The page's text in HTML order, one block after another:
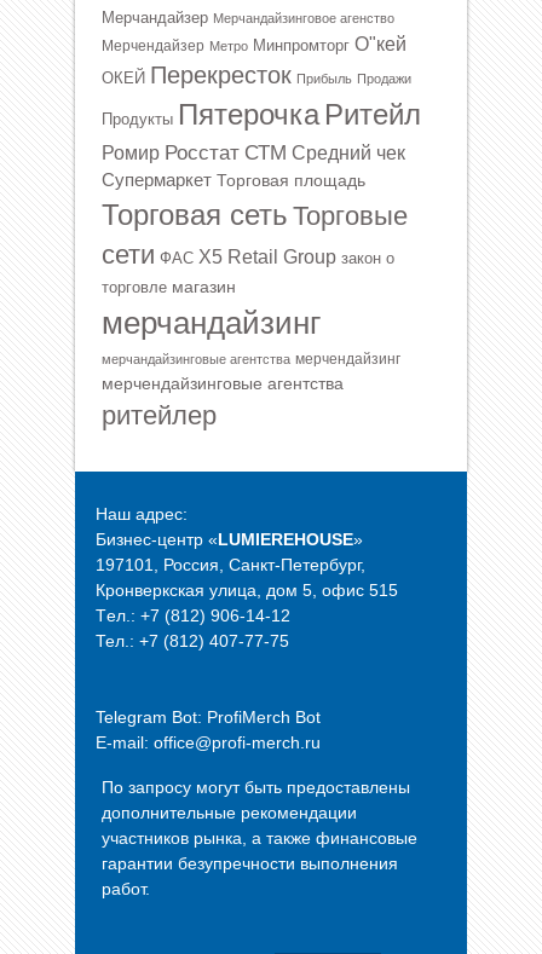
Мерчандайзер Мерчандайзинговое агенство
Мерчендайзер Метро Минпромторг О"кей
ОКЕЙ Перекресток Прибыль Продажи
Продукты Пятерочка Ритейл
Ромир Росстат СТМ Средний чек
Супермаркет Торговая площадь
Торговая сеть Торговые
сети ФАС Х5 Retail Group закон о
торговле магазин
мерчандайзинг
мерчандайзинговые агентства мерчендайзинг
мерчендайзинговые агентства
ритейлер
Наш адрес:
Бизнес-центр «LUMIEREHOUSE»
197101, Россия, Санкт-Петербург,
Кронверкская улица, дом 5, офис 515
Tел.: +7 (812) 906-14-12
Тел.: +7 (812) 407-77-75
Telegram Bot: ProfiMerch Bot
E-mail: office@profi-merch.ru
По запросу могут быть предоставлены
дополнительные рекомендации
участников рынка, а также финансовые
гарантии безупречности выполнения
работ.